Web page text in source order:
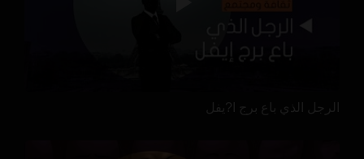
الرجل الذي باع برج ا?يفل